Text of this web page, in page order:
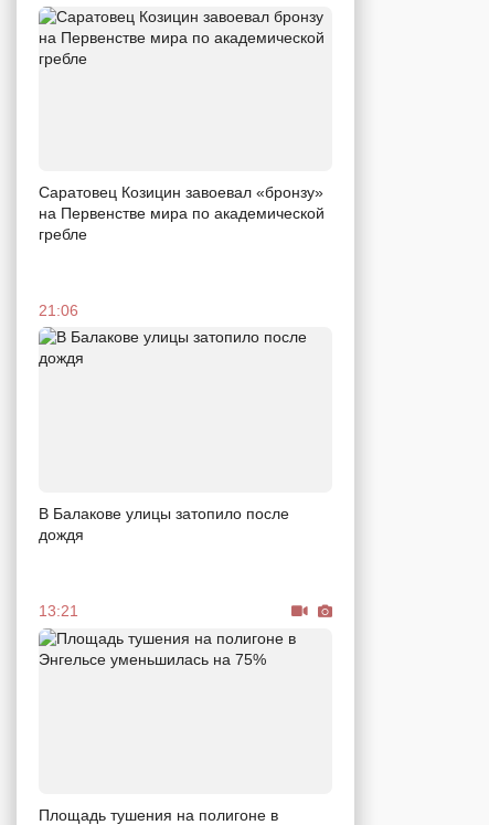
Саратовец Козицин завоевал «бронзу»
на Первенстве мира по академической
гребле
21:06
В Балакове улицы затопило после
дождя
13:21
Площадь тушения на полигоне в